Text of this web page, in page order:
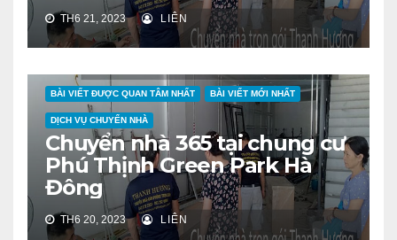
TH6 21, 2023 LIÊN
BÀI VIẾT ĐƯỢC QUAN TÂM NHẤT BÀI VIẾT MỚI NHẤT
DỊCH VỤ CHUYỂN NHÀ
Chuyển nhà 365 tại chung cư
Phú Thịnh Green Park Hà
Đông
TH6 20, 2023 LIÊN